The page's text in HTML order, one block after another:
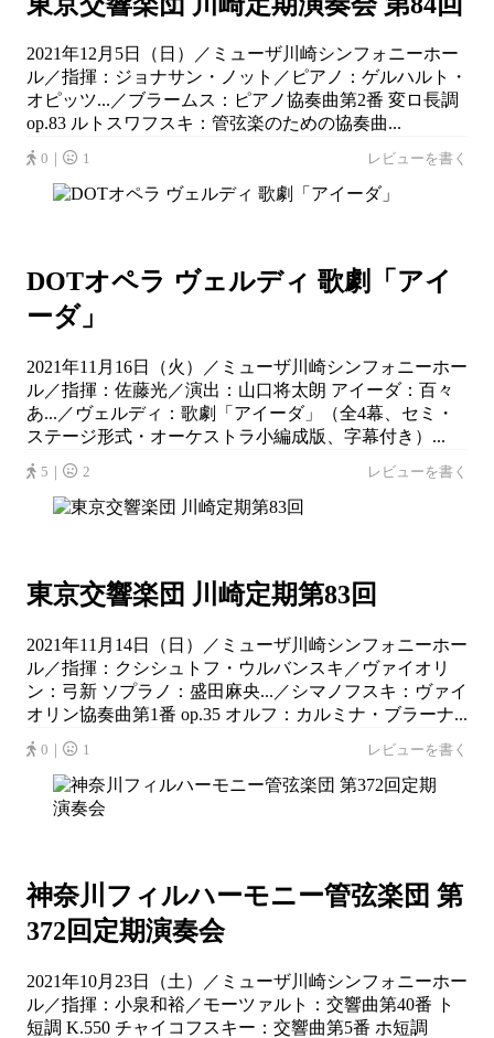
2021年12月5日（日）／ミューザ川崎シンフォニーホー
ル／指揮：ジョナサン・ノット／ピアノ：ゲルハルト・
オピッツ...／ブラームス：ピアノ協奏曲第2番 変ロ長調
op.83 ルトスワフスキ：管弦楽のための協奏曲...
0｜ 1 レビューを書く
DOTオペラ ヴェルディ 歌劇「アイ
ーダ」
2021年11月16日（火）／ミューザ川崎シンフォニーホー
ル／指揮：佐藤光／演出：山口将太朗 アイーダ：百々
あ...／ヴェルディ：歌劇「アイーダ」（全4幕、セミ・
ステージ形式・オーケストラ小編成版、字幕付き）...
5｜ 2 レビューを書く
東京交響楽団 川崎定期第83回
2021年11月14日（日）／ミューザ川崎シンフォニーホー
ル／指揮：クシシュトフ・ウルバンスキ／ヴァイオリ
ン：弓新 ソプラノ：盛田麻央...／シマノフスキ：ヴァイ
オリン協奏曲第1番 op.35 オルフ：カルミナ・ブラーナ...
0｜ 1 レビューを書く
神奈川フィルハーモニー管弦楽団 第
372回定期演奏会
2021年10月23日（土）／ミューザ川崎シンフォニーホー
ル／指揮：小泉和裕／モーツァルト：交響曲第40番 ト
短調 K.550 チャイコフスキー：交響曲第5番 ホ短調